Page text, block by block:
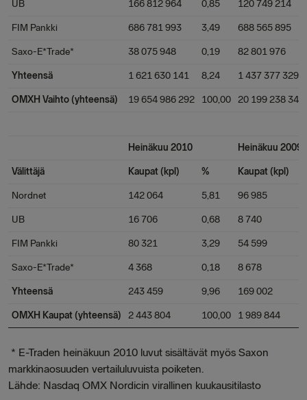
UB 166 812 964 0,85 120 749 214
FIM Pankki 686 781 993 3,49 688 565 895
Saxo-E*Trade* 38 075 948 0,19 82 801 976
Yhteensä 1 621 630 141 8,24 1 437 377 329
OMXH Vaihto (yhteensä) 19 654 986 292 100,00 20 199 238 347
Heinäkuu 2010 Heinäkuu 2009
Välittäjä Kaupat (kpl) % Kaupat (kpl)
Nordnet 142 064 5,81 96 985
UB 16 706 0,68 8 740
FIM Pankki 80 321 3,29 54 599
Saxo-E*Trade* 4 368 0,18 8 678
Yhteensä 243 459 9,96 169 002
OMXH Kaupat (yhteensä) 2 443 804 100,00 1 989 844
* E-Traden heinäkuun 2010 luvut sisältävät myös Saxon
markkinaosuuden vertailuluvuista poiketen.
Lähde: Nasdaq OMX Nordicin virallinen kuukausitilasto